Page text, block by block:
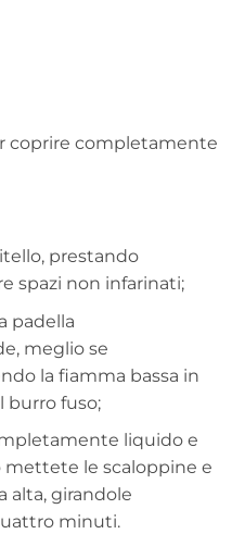
coprire completamente
prestando
spazi non infarinati;
padella
meglio se
la fiamma bassa in
burro fuso;
liquido e
le scaloppine e
alta, girandole
minuti.